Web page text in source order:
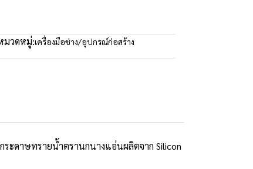
มวดหมู่:เครื่องมือช่าง/อุปกรณ์ก่อสร้าง
ะดาษทรายน้ำตรานกนางแอ่นผลิตจาก Silicon